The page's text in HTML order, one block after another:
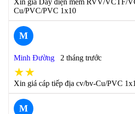
Xin giá Dây điện mềm RVV/VCTF/
Cu/PVC/PVC 1x10
M
Minh Đường 2 tháng trước
★★
Xin giá cáp tiếp địa cv/bv-Cu/PVC
M